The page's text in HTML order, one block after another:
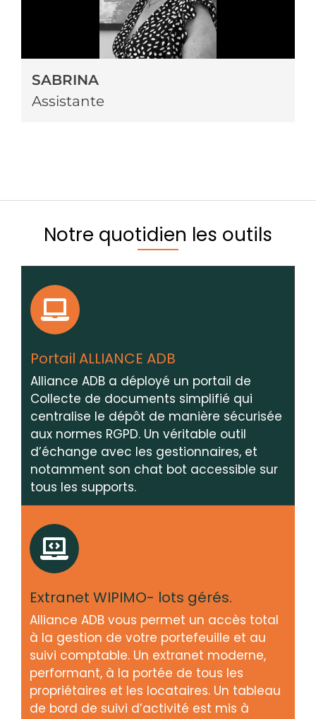
SABRINA
Assistante
Notre quotidien les outils
Portail ALLIANCE ADB
Alliance ADB a déployé un portail de
Collecte de documents simplifié qui
centralise le dépôt de manière sécurisée
aux normes RGPD. Un véritable outil
d’échange avec les gestionnaires, et
notamment son chat bot accessible sur
tous les supports.
Extranet WIPIMO- lots gérés.
Alliance ADB vous permet un accès total
à la gestion de votre portefeuille et au
suivi comptable. Un extranet moderne,
performant, à la portée de tous les
propriétaires et les locataires. Un tableau
de bord de suivi d’activité est mis à